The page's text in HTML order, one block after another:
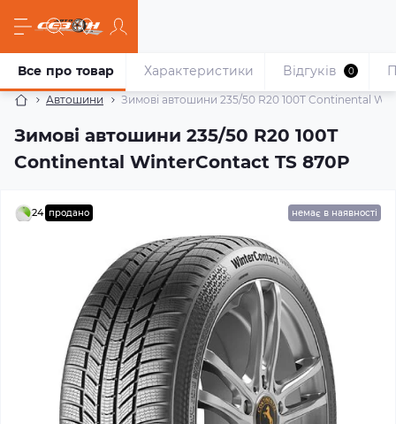
Автошини Зимові автошини 235/50 R20 100T Continental
Зимові автошини 235/50 R20 100T
Continental WinterContact TS 870P
Все про товар Характеристики Відгуків 0
24 продано немає в наявності